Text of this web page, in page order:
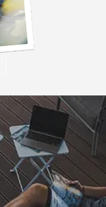
„- Retouren
umgehend
04.08.2026